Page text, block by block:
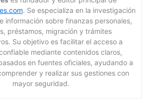
. Se especializa en la investigación
información sobre finanzas personales,
préstamos, migración y trámites
Su objetivo es facilitar el acceso a
mediante contenidos claros,
en fuentes oficiales, ayudando a
y realizar sus gestiones con
mayor seguridad.